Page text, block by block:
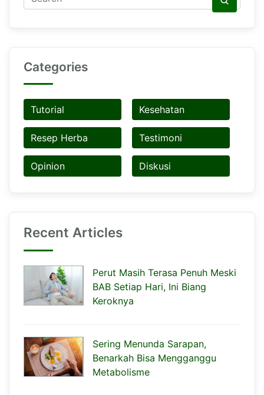
Categories
Tutorial Kesehatan
Resep Herba Testimoni
Opinion Diskusi
Recent Articles
Perut Masih Terasa Penuh Meski
BAB Setiap Hari, Ini Biang
Keroknya
Sering Menunda Sarapan,
Benarkah Bisa Mengganggu
Metabolisme